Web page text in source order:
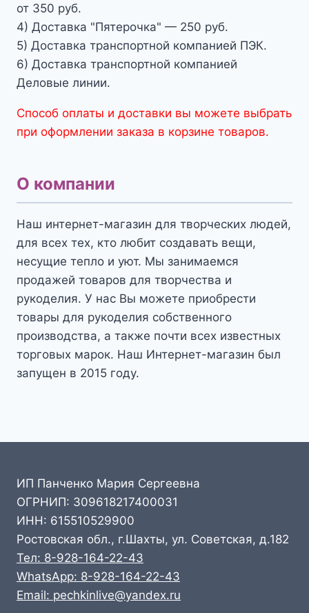
от 350 руб.
4) Доставка "Пятерочка" — 250 руб.
5) Доставка транспортной компанией ПЭК.
6) Доставка транспортной компанией
Деловые линии.
Способ оплаты и доставки вы можете выбрать
при оформлении заказа в корзине товаров.
О компании
Наш интернет-магазин для творческих людей,
для всех тех, кто любит создавать вещи,
несущие тепло и уют. Мы занимаемся
продажей товаров для творчества и
рукоделия. У нас Вы можете приобрести
товары для рукоделия собственного
производства, а также почти всех известных
торговых марок. Наш Интернет-магазин был
запущен в 2015 году.
ИП Панченко Мария Сергеевна
ОГРНИП: 309618217400031
ИНН: 615510529900
Ростовская обл., г.Шахты, ул. Советская, д.182
Тел: 8-928-164-22-43
WhatsApp: 8-928-164-22-43
Email: pechkinlive@yandex.ru